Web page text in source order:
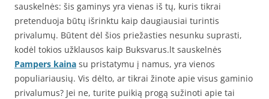
sauskelnės: šis gaminys yra vienas iš tų, kuris tikrai
pretenduoja būtų išrinktu kaip daugiausiai turintis
privalumų. Būtent dėl šios priežasties nesunku suprasti,
kodėl tokios užklausos kaip Buksvarus.lt sauskelnės
Pampers kaina su pristatymu į namus, yra vienos
populiariausių. Vis dėlto, ar tikrai žinote apie visus gaminio
privalumus? Jei ne, turite puikią progą sužinoti apie tai